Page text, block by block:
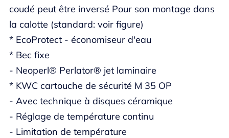
coudé peut être inversé Pour son montage dans
la calotte (standard: voir figure)
* EcoProtect - économiseur d'eau
* Bec fixe
- Neoperl® Perlator® jet laminaire
* KWC cartouche de sécurité M 35 OP
- Avec technique à disques céramique
- Réglage de température continu
- Limitation de température